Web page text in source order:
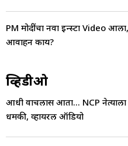
PM मोदींचा नवा इन्स्टा Video
आवाहन काय?
व्हिडीओ
आधी वाचलास आता... NCP नेत्याला
धमकी, व्हायरल ऑडियो